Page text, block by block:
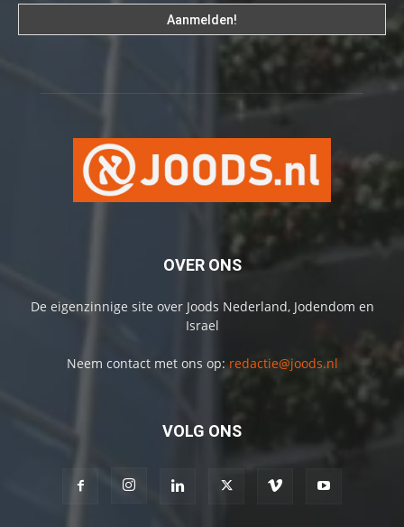
OVER ONS
De eigenzinnige site over Joods Nederland, Jodendom en
Israel
Neem contact met ons op: redactie@joods.nl
VOLG ONS